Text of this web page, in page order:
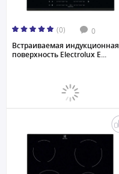
(0) 0
Встраиваемая индукционная
поверхность Electrolux E...